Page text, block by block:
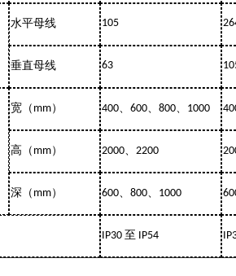
水平母线 105
垂直母线 63
宽（ mm） 400、600、800、 1000
高（ mm） 2000、2200
深（ mm） 600、800、 1000
IP30至 IP54